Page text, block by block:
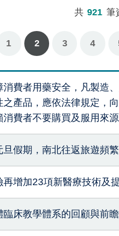
共 921 筆
1 2 3 4
消費者用藥安全，凡製造
之產品，應依法律規定，
消費者不要購買及服用來
旦假期，南北往返旅遊頻
再增加23項新醫療技術及
臨床教學體系的回顧與前瞻